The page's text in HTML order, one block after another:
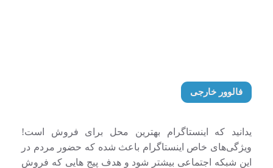
فالوور خارجی
یدانید که اینستاگرام بهترین محل برای فروش است!
ویژگی‌های خاص اینستاگرام باعث شده که حضور مردم در
این شبکه اجتماعی بیشتر شود و هدف پیج هایی که فروش